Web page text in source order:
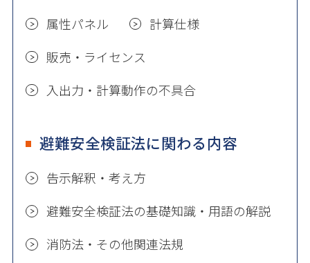
属性パネル
計算仕様
販売・ライセンス
入出力・計算動作の不具合
避難安全検証法に関わる内容
告示解釈・考え方
避難安全検証法の基礎知識・用語の解説
消防法・その他関連法規